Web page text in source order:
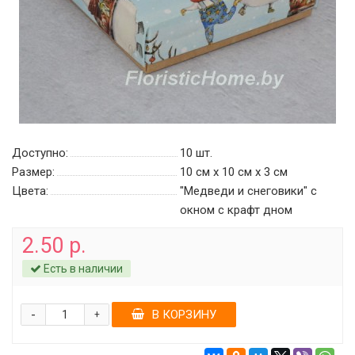
Доступно: 10 шт.
Размер:
10 см х 10 см х 3 см
Цвета:
"Медведи и снеговики" с
окном c крафт дном
2.50 р.
Есть в наличии
+
- В КОРЗИНУ